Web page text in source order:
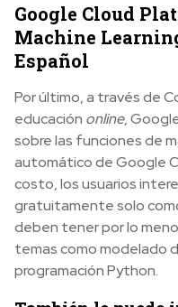
Google Cloud
Machine
Español
Por último, a través de
educación online,
sobre las funciones de
automático de Google
costo, los usuarios
gratuitamente solo
deben tener por lo
temas como modelado
programación Python.